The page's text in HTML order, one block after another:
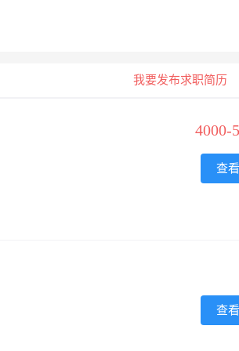
我要发布求职简历
4000-
查
查